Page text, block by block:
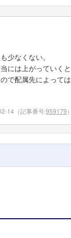
少なくない。
には上がっていくと
で配属先によっては
14 （記事番号:959179）